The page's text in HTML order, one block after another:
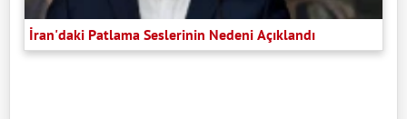
İran'daki Patlama Seslerinin Nedeni Açıklandı